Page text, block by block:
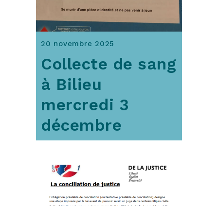
20 novembre 2025
Collecte de sang
à Bilieu
mercredi 3
décembre